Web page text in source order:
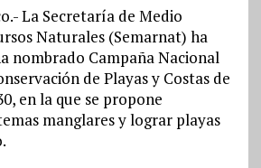
La Secretaría de Medio
Naturales (Semarnat) ha
nombrado Campaña Nacional
de Playas y Costas de
en la que se propone
manglares y lograr playas